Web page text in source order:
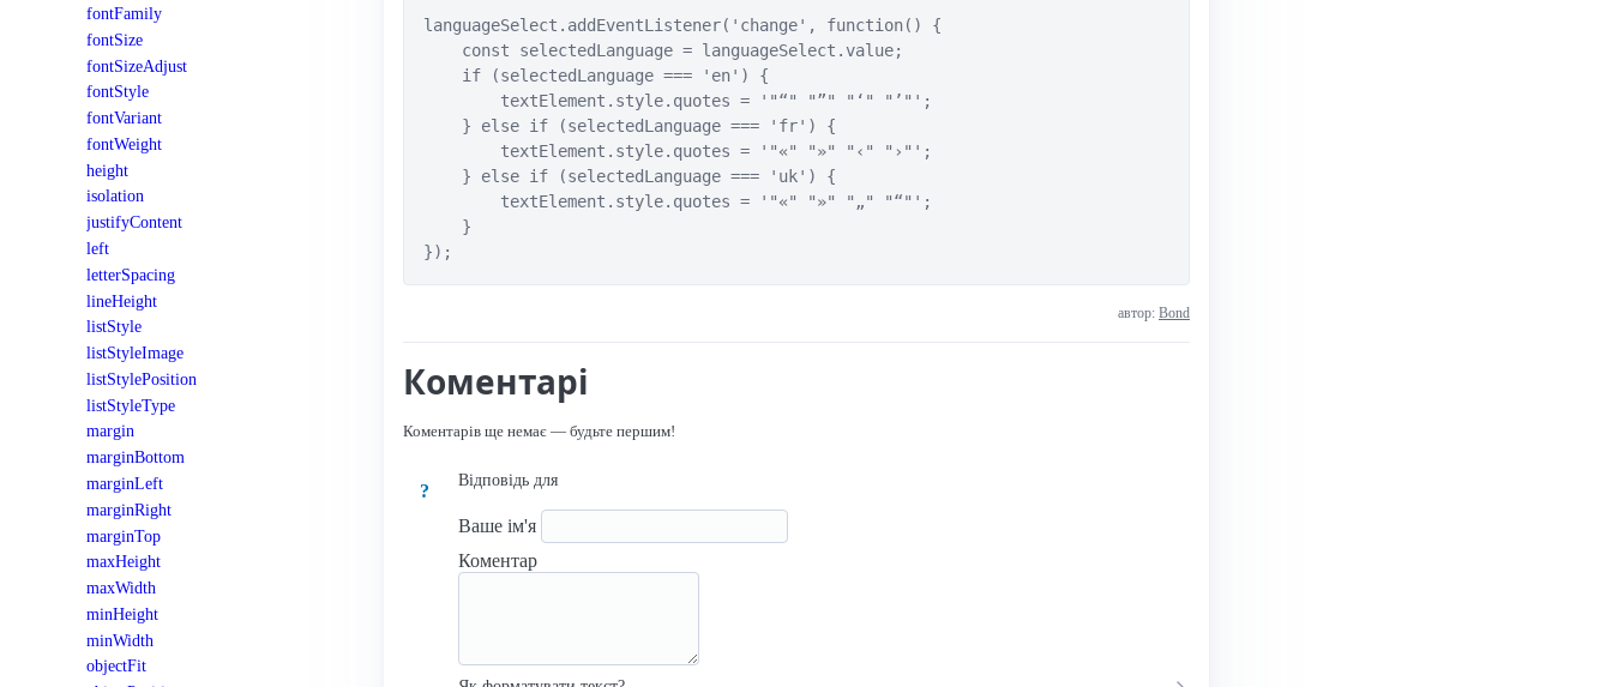
fontFamily
fontSize
fontSizeAdjust
fontStyle
fontVariant
fontWeight
height
isolation
justifyContent
left
letterSpacing
lineHeight
listStyle
listStyleImage
listStylePosition
listStyleType
margin
marginBottom
marginLeft
marginRight
marginTop
maxHeight
maxWidth
minHeight
minWidth
objectFit
languageSelect.addEventListener('change', function() {
    const selectedLanguage = languageSelect.value;
    if (selectedLanguage === 'en') {
        textElement.style.quotes = '"“" "”" "‘" "’"';
    } else if (selectedLanguage === 'fr') {
        textElement.style.quotes = '"«" "»" "‹" "›"';
    } else if (selectedLanguage === 'uk') {
        textElement.style.quotes = '"«" "»" "„" "“"';
    }
});
автор: Bond
Коментарі
Коментарів ще немає — будьте першим!
?
Відповідь для
Ваше ім'я
Коментар